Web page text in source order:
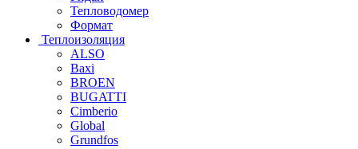
Тепловодомер
Формат
Теплоизоляция
ALSO
Baxi
BROEN
BUGATTI
Cimberio
Global
Grundfos